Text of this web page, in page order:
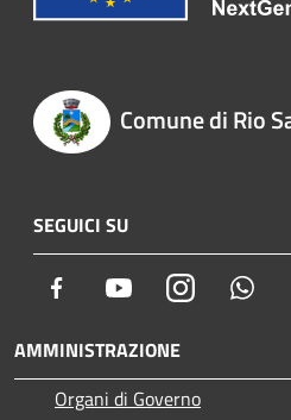
Comune di Rio
SEGUICI SU
Facebook YoutubeInstagram
AMMINISTRAZIONE
Organi di Governo